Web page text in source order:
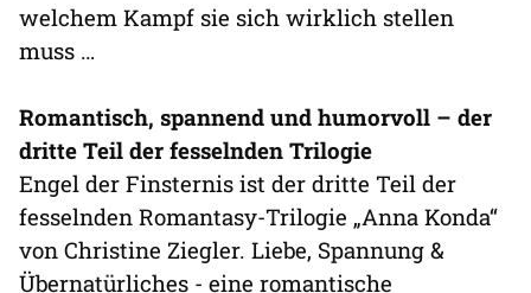
welchem Kampf sie sich wirklich stellen
muss …
Romantisch, spannend und humorvoll – der
dritte Teil der fesselnden Trilogie
Engel der Finsternis ist der dritte Teil der
fesselnden Romantasy-Trilogie „Anna Konda“
von Christine Ziegler. Liebe, Spannung &
Übernatürliches - eine romantische